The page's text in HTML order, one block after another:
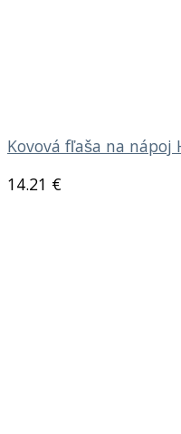
Kovová fľaša na nápoj
14.21 €